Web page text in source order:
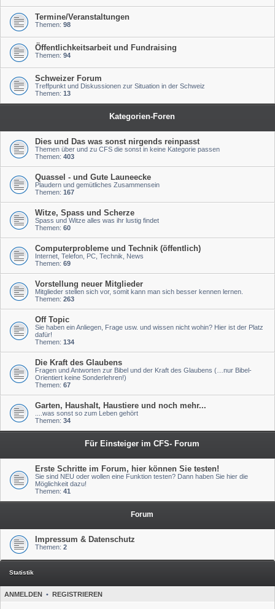
Termine/Veranstaltungen
Themen: 98
Öffentlichkeitsarbeit und Fundraising
Themen: 94
Schweizer Forum
Treffpunkt und Diskussionen zur Situation in der Schweiz
Themen: 13
Kategorien-Foren
Dies und Das was sonst nirgends reinpasst
Themen über und zu CFS die sonst in keine Kategorie passen
Themen: 403
Quassel - und Gute Launeecke
Plaudern und gemütliches Zusammensein
Themen: 167
Witze, Spass und Scherze
Spass und Witze alles was ihr lustig findet
Themen: 60
Computerprobleme und Technik (öffentlich)
Internet, Telefon, PC, Technik, News
Themen: 69
Vorstellung neuer Mitglieder
Mitglieder stellen sich vor, somit kann man sich besser kennen lernen.
Themen: 263
Off Topic
Sie haben ein Anliegen, Frage usw. und wissen nicht wohin? Hier ist der Platz
dafür!
Themen: 134
Die Kraft des Glaubens
Fragen und Antworten zur Bibel und der Kraft des Glaubens (…nur Bibel-
Orientiert keine Sonderlehren!)
Themen: 67
Garten, Haushalt, Haustiere und noch mehr...
....was sonst so zum Leben gehört
Themen: 34
Für Einsteiger im CFS- Forum
Erste Schritte im Forum, hier können Sie testen!
Sie sind NEU oder wollen eine Funktion testen? Dann haben Sie hier die
Möglichkeit dazu!
Themen: 41
Forum
Impressum & Datenschutz
Themen: 2
Statistik
ANMELDEN • REGISTRIEREN